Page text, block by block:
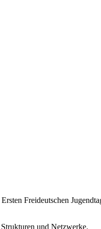
Freideutschen
und Netzwerke.